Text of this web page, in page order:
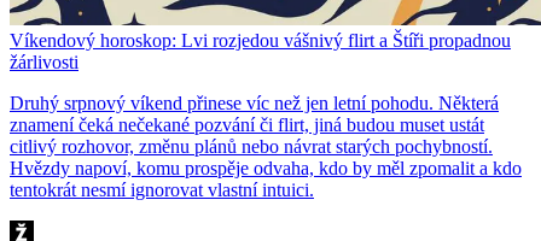
Víkendový horoskop: Lvi rozjedou vášnivý flirt a Štíři propadnou
žárlivosti
Druhý srpnový víkend přinese víc než jen letní pohodu. Některá
znamení čeká nečekané pozvání či flirt, jiná budou muset ustát
citlivý rozhovor, změnu plánů nebo návrat starých pochybností.
Hvězdy napoví, komu prospěje odvaha, kdo by měl zpomalit a kdo
tentokrát nesmí ignorovat vlastní intuici.